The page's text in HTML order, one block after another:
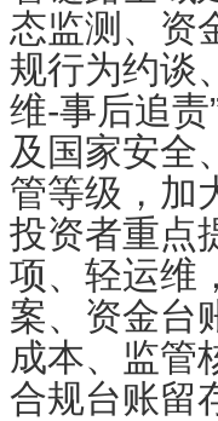
态监测、资
规行为约谈
维-事后追
及国家安全
管等级，加
投资者重点
项、轻运维
案、资金台
成本、监管
合规台账留